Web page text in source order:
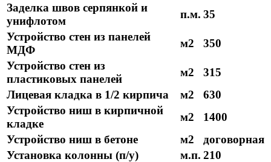
Заделка швов серпянкой и
унифлотом
п.м. 35
Устройство стен из панелей
МДФ
м2
350
Устройство стен из
пластиковых панелей
м2
315
Лицевая кладка в 1/2 кирпича
м2
630
Устройство ниш в кирпичной
кладке
м2
1400
Устройство ниш в бетоне
м2
договорная
Установка колонны (п/у)
м.п. 210